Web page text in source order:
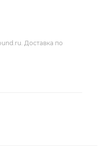
Доставка по